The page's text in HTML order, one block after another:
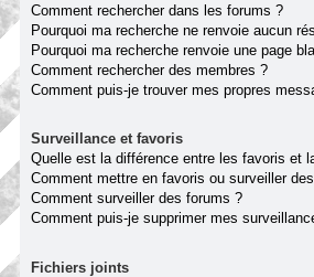
Comment rechercher dans les forums ?
Pourquoi ma recherche ne renvoie aucun
Pourquoi ma recherche renvoie une page
Comment rechercher des membres ?
Comment puis-je trouver mes propres
Surveillance et favoris
Quelle est la différence entre les favoris et
Comment mettre en favoris ou surveiller
Comment surveiller des forums ?
Comment puis-je supprimer mes
Fichiers joints